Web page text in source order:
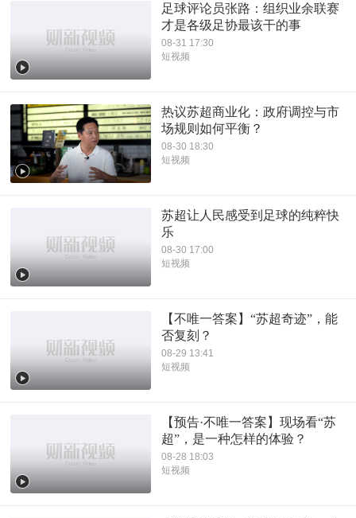
足球评论员张路：组织业余联赛
才是各级足协最该干的事
08-31 17:30
短视频
热议苏超商业化：政府调控与市
场规则如何平衡？
08-30 18:30
短视频
苏超让人民感受到足球的纯粹快
乐
08-30 17:00
短视频
【不唯一答案】“苏超奇迹”，能
否复刻？
08-29 13:41
短视频
【预告·不唯一答案】现场看“苏
超”，是一种怎样的体验？
08-28 18:03
短视频